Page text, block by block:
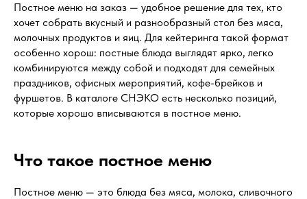
Постное меню на заказ — удобное решение для тех, кто
хочет собрать вкусный и разнообразный стол без мяса,
молочных продуктов и яиц. Для кейтеринга такой формат
особенно хорош: постные блюда выглядят ярко, легко
комбинируются между собой и подходят для семейных
праздников, офисных мероприятий, кофе-брейков и
фуршетов. В каталоге СНЭКО есть несколько позиций,
которые хорошо вписываются в постное меню.
Что такое постное меню
Постное меню — это блюда без мяса, молока, сливочного